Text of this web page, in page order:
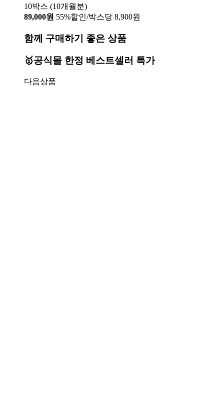
10박스 (10개월분)
89,000원 55%할인/박스당 8,900원
함께 구매하기 좋은 상품
🥇공식몰 한정 베스트셀러 특가
다음상품